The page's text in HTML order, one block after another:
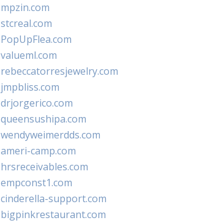
mpzin.com
stcreal.com
PopUpFlea.com
valueml.com
rebeccatorresjewelry.com
jmpbliss.com
drjorgerico.com
queensushipa.com
wendyweimerdds.com
ameri-camp.com
hrsreceivables.com
empconst1.com
cinderella-support.com
bigpinkrestaurant.com